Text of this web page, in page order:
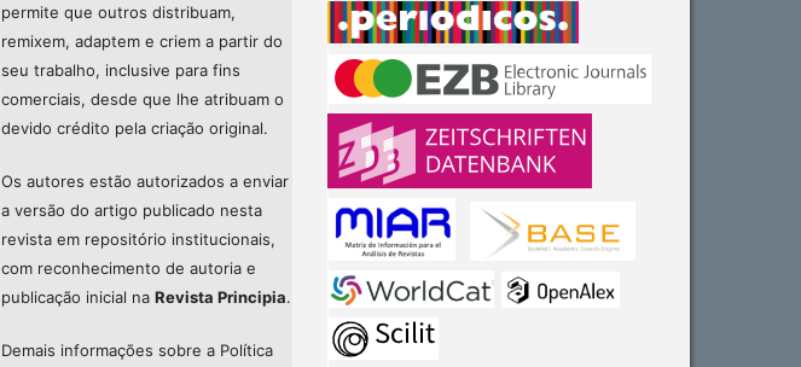
permite que outros distribuam,
remixem, adaptem e criem a partir do
seu trabalho, inclusive para fins
comerciais, desde que lhe atribuam o
devido crédito pela criação original.
Os autores estão autorizados a enviar
a versão do artigo publicado nesta
revista em repositório institucionais,
com reconhecimento de autoria e
publicação inicial na Revista Principia.
Demais informações sobre a Política